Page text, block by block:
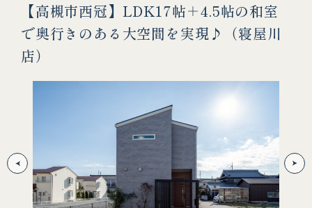
【高槻市西冠】LDK17帖＋4.5帖の和室
で奥行きのある大空間を実現♪（寝屋川
店）